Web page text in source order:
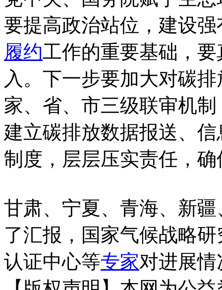
要提高政治站位，建设
履约工作的重要基础，
入。下一步要加大对碳
家、省、市三级联审机
建立碳排放数据报送、
制度，层层压实责任，
甘肃、宁夏、青海、新
了汇报，国家气候战略
认证中心等专家对进展